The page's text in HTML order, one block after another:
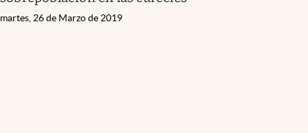
martes, 26 de Marzo de 2019